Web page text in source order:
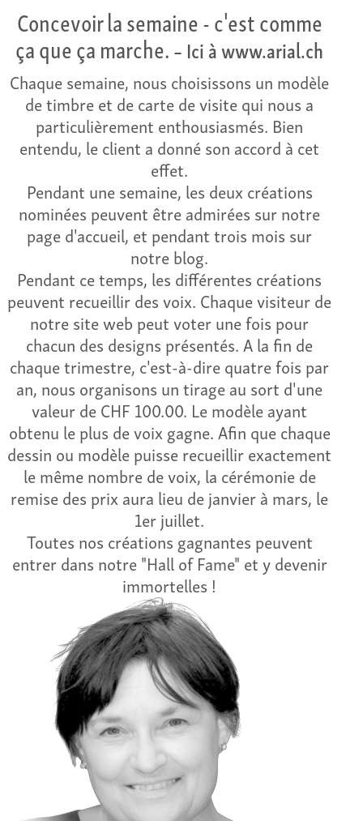
Concevoir la semaine - c'est comme
ça que ça marche.– Ici à www.arial.ch
Chaque semaine, nous choisissons un modèle
de timbre et de carte de visite qui nous a
particulièrement enthousiasmés. Bien
entendu, le client a donné son accord à cet
effet.
Pendant une semaine, les deux créations
nominées peuvent être admirées sur notre
page d'accueil, et pendant trois mois sur
notre blog.
Pendant ce temps, les différentes créations
peuvent recueillir des voix. Chaque visiteur de
notre site web peut voter une fois pour
chacun des designs présentés. A la fin de
chaque trimestre, c'est-à-dire quatre fois par
an, nous organisons un tirage au sort d'une
valeur de CHF 100.00. Le modèle ayant
obtenu le plus de voix gagne. Afin que chaque
dessin ou modèle puisse recueillir exactement
le même nombre de voix, la cérémonie de
remise des prix aura lieu de janvier à mars, le
1er juillet.
Toutes nos créations gagnantes peuvent
entrer dans notre "Hall of Fame" et y devenir
immortelles !